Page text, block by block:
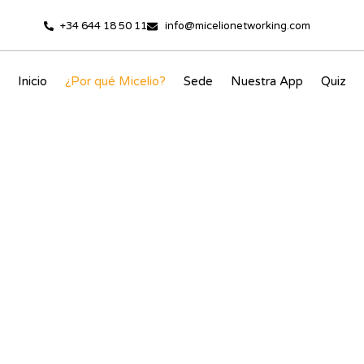
+34 644 18 50 11 info@micelionetworking.com
Inicio ¿Por qué Micelio? Sede Nuestra App Quiz